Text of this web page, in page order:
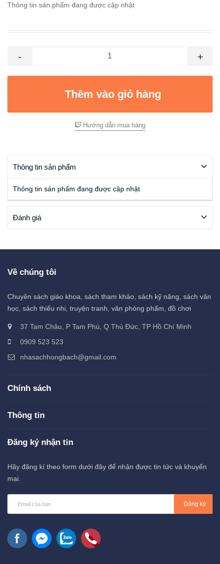
Thông tin sản phẩm đang được cập nhật
- +
Thêm vào giỏ hàng
Hướng dẫn mua hàng
Thông tin sản phẩm
Thông tin sản phẩm đang được cập nhật
Đánh giá
Về chúng tôi
Chuyên sách giáo khoa, sách tham khảo, sách kỹ năng, sách văn
học, sách thiếu nhi, truyện tranh, văn phòng phẩm, đồ chơi
37 Tam Châu, P Tam Phú, Q Thủ Đức, TP Hồ Chí Minh
0909 523 523
nhasachhongbach@gmail.com
Chính sách
Thông tin
Đăng ký nhận tin
Hãy đăng kí theo form dưới đây để nhận được tin tức và khuyến
mại.
Đăng ký